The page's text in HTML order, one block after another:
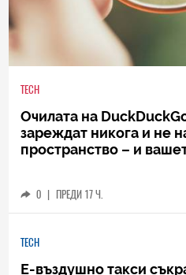
TECH
Очилата на
зареждат никога и не
пространство – и
0 | ПРЕДИ 17 Ч.
TECH
Е-въздушно такси